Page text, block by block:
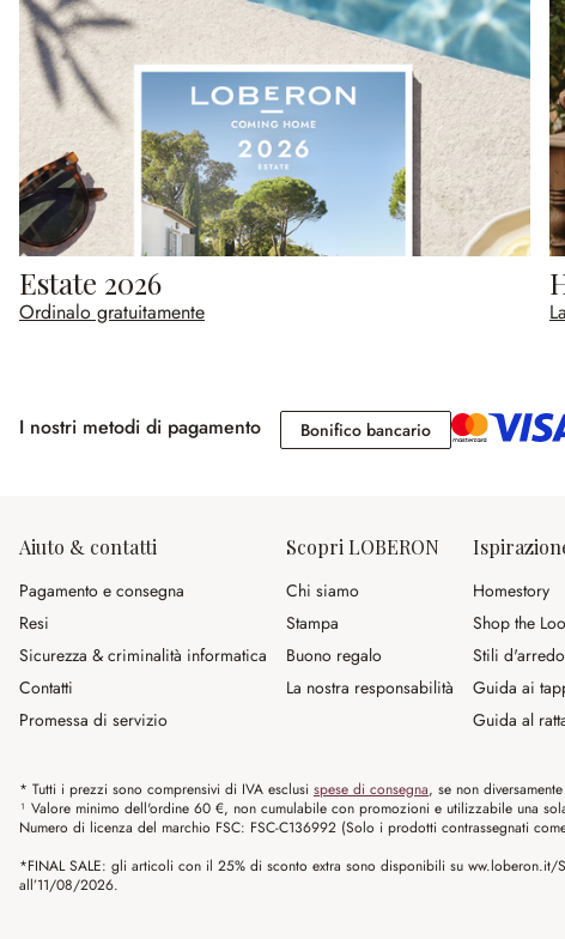
Estate 2026
Ordinalo gratuitamente
I nostri metodi di pagamento Bonifico bancarioBonifico bancario
Aiuto & contatti
Pagamento e consegna
Resi
Sicurezza & criminalità informatica
Contatti
Promessa di servizio
Scopri LOBERON
Chi siamo
Stampa
Buono regalo
La nostra responsabilità
Homestory
Shop the
Stili d'arredo
Guida ai
Guida al
* Tutti i prezzi sono comprensivi di IVA esclusi spese di consegna, se non
¹ Valore minimo dell'ordine 60 €, non cumulabile con promozioni e utilizzabile una
Numero di licenza del marchio FSC: FSC-C136992 (Solo i prodotti contrassegnati
*FINAL SALE: gli articoli con il 25% di sconto extra sono disponibili su
all’11/08/2026.